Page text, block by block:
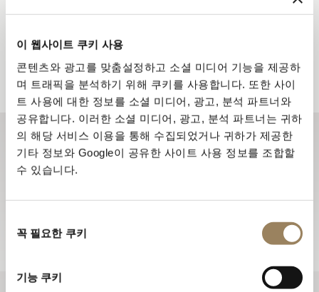
이 웹사이트 쿠키 사용
콘텐츠와 광고를 맞춤설정하고 소셜 미디어 기능을 제공하
며 트래픽을 분석하기 위해 쿠키를 사용합니다. 또한 사이
트 사용에 대한 정보를 소셜 미디어, 광고, 분석 파트너와
공유합니다. 이러한 소셜 미디어, 광고, 분석 파트너는 귀하
의 해당 서비스 이용을 통해 수집되었거나 귀하가 제공한
기타 정보와 Google이 공유한 사이트 사용 정보를 조합할
수 있습니다.
꼭 필요한 쿠키
기능 쿠키
10 Aug. - 16 Aug. 2026
월.
10
화.
11
수.
12 13 14 15 16
뉴스레터 구독하기
뉴스레터를 통해 브레게 하우스의 최신 소식과 신제품 정
보를 받아 보세요.